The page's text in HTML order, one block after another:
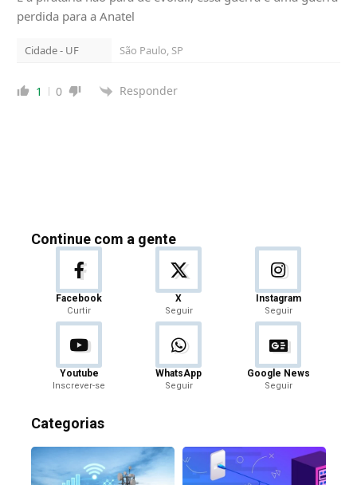
perdida para a Anatel
Cidade - UF São Paulo, SP
1 0 Responder
Continue com a gente
Facebook
Curtir
X
Seguir
Instagram
Seguir
Youtube
Inscrever-se
WhatsApp
Seguir
Google News
Seguir
Categorias